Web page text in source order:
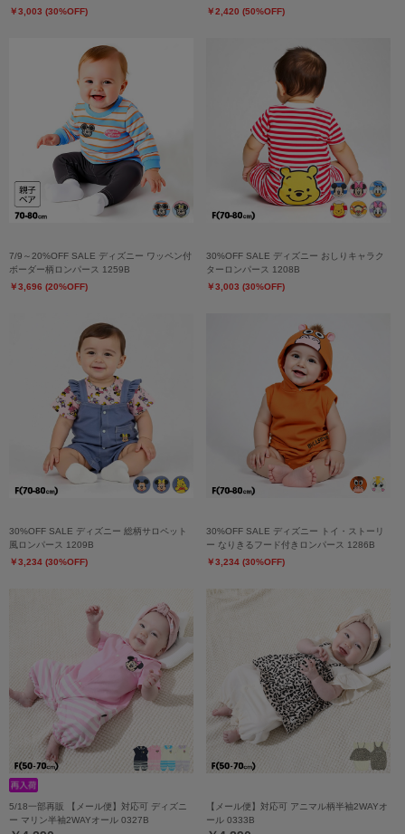
￥3,003 (30%OFF) ￥2,420 (50%OFF)
7/9～20%OFF SALE ディズニー ワッペン付
ボーダー柄ロンパース 1259B
￥3,696 (20%OFF)
30%OFF SALE ディズニー おしりキャラク
ターロンパース 1208B
￥3,003 (30%OFF)
30%OFF SALE ディズニー 総柄サロペット
風ロンパース 1209B
￥3,234 (30%OFF)
30%OFF SALE ディズニー トイ・ストーリ
ー なりきるフード付きロンパース 1286B
￥3,234 (30%OFF)
5/18一部再販 【メール便】対応可 ディズニ
ー マリン半袖2WAYオール 0327B
【メール便】対応可 アニマル柄半袖2WAYオ
ール 0333B